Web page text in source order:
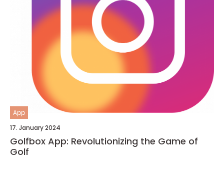
App
17. January 2024
Golfbox App: Revolutionizing the Game of
Golf